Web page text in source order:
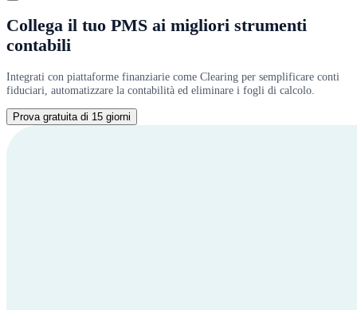
Collega il tuo PMS ai migliori strumenti
contabili
Integrati con piattaforme finanziarie come Clearing per semplificare conti
fiduciari, automatizzare la contabilità ed eliminare i fogli di calcolo.
Prova gratuita di 15 giorni